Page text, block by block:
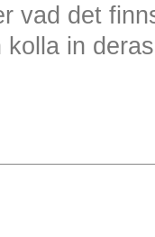
vad det
kolla in